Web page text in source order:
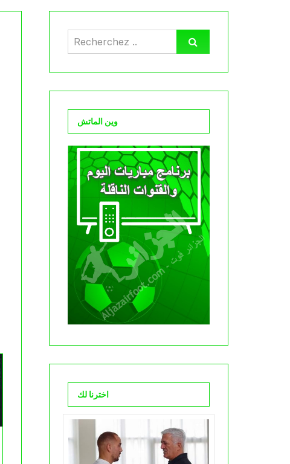
وين الماتش
اخترنا لك